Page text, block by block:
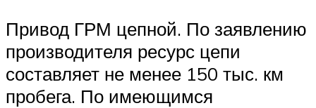
Привод ГРМ цепной. По заявлению
производителя ресурс цепи
составляет не менее 150 тыс. км
пробега. По имеющимся